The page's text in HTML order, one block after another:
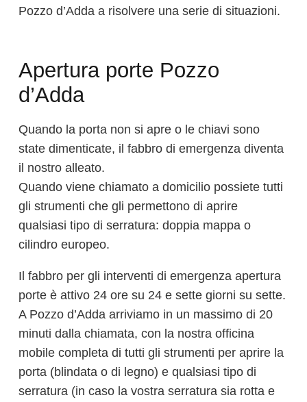
Pozzo d’Adda a risolvere una serie di situazioni.
Apertura porte Pozzo
d’Adda
Quando la porta non si apre o le chiavi sono
state dimenticate, il fabbro di emergenza diventa
il nostro alleato.
Quando viene chiamato a domicilio possiete tutti
gli strumenti che gli permettono di aprire
qualsiasi tipo di serratura: doppia mappa o
cilindro europeo.
Il fabbro per gli interventi di emergenza apertura
porte è attivo 24 ore su 24 e sette giorni su sette.
A Pozzo d’Adda arriviamo in un massimo di 20
minuti dalla chiamata, con la nostra officina
mobile completa di tutti gli strumenti per aprire la
porta (blindata o di legno) e qualsiasi tipo di
serratura (in caso la vostra serratura sia rotta e